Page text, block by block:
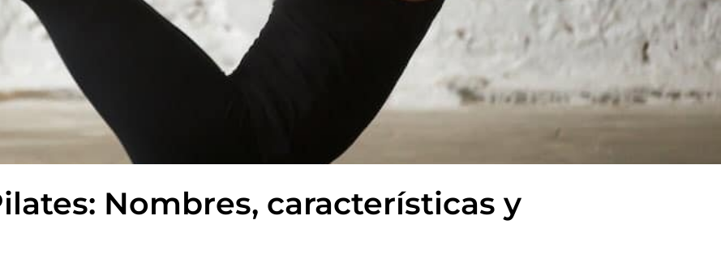
Nombres, características y